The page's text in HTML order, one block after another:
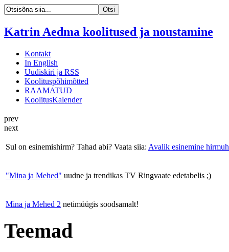
Katrin Aedma koolitused ja noustamine
Kontakt
In English
Uudiskiri ja RSS
Koolituspõhimõtted
RAAMATUD
KoolitusKalender
prev
next
Sul on esinemishirm? Tahad abi? Vaata siia: Avalik esinemine
"Mina ja Mehed" uudne ja trendikas TV Ringvaate edetabelis ;)
Mina ja Mehed 2 netimüügis soodsamalt!
Teemad